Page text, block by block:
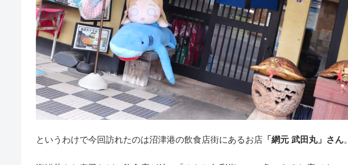
というわけで今回訪れたのは沼津港の飲食店街にあるお店 「網元 武田丸」さん。